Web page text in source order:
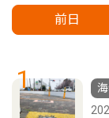
前日
1